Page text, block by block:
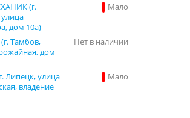
(г.
дом 10а)
Мало
Тамбов,
дом
Нет в наличии
Липецк, улица
владение
Мало